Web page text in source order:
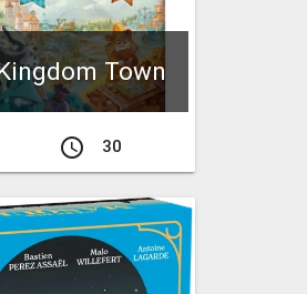
Town
access_time 30